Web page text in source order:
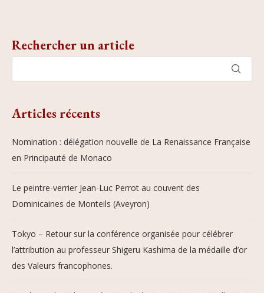
Rechercher un article
Articles récents
Nomination : délégation nouvelle de La Renaissance Française
en Principauté de Monaco
Le peintre-verrier Jean-Luc Perrot au couvent des
Dominicaines de Monteils (Aveyron)
Tokyo – Retour sur la conférence organisée pour célébrer
l’attribution au professeur Shigeru Kashima de la médaille d’or
des Valeurs francophones.